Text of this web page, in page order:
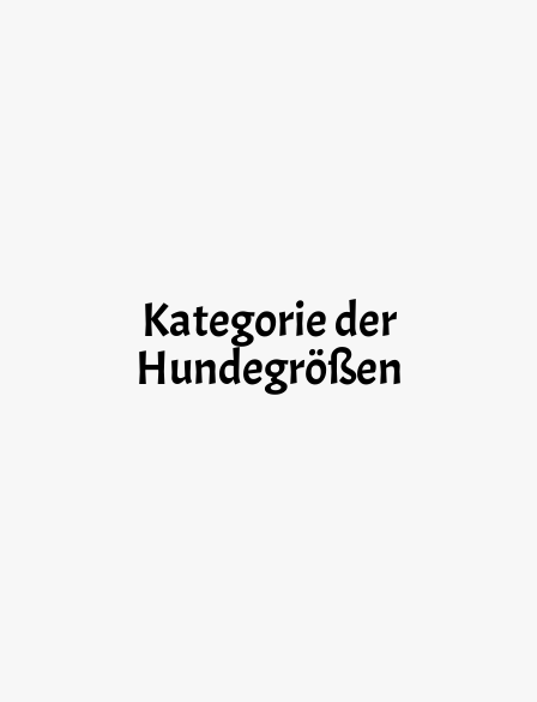
Kategorie der
Hundegrößen